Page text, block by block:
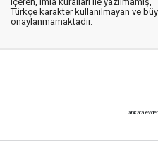
Türkçe karakter kullanılmayan ve
onaylanmamaktadır.
ankara